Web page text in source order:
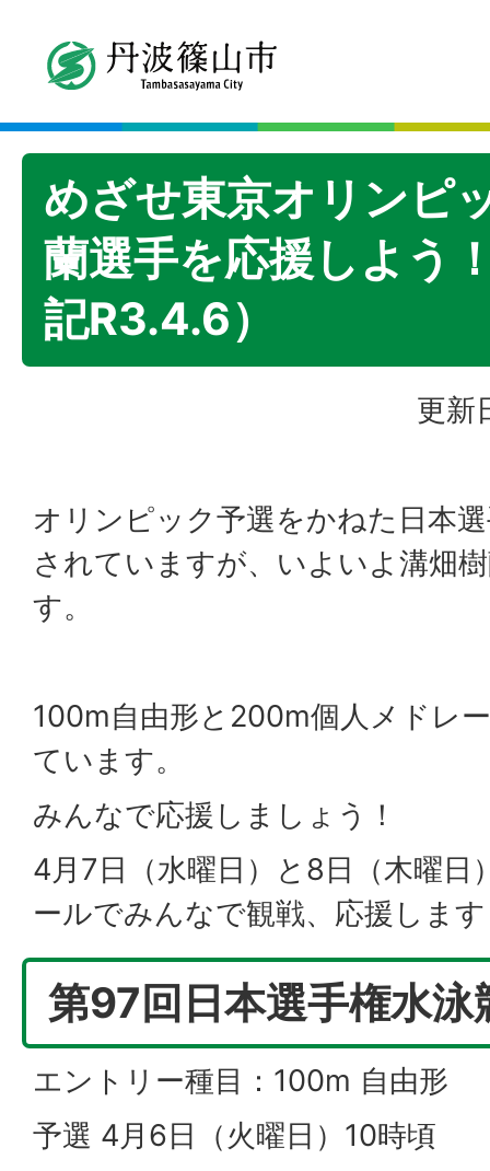
めざせ東京オリンピ
蘭選手を応援しよう
記R3.4.6）
更新
オリンピック予選をかねた日本
されていますが、いよいよ溝畑
す。
100m自由形と200m個人メドレ
ています。
みんなで応援しましょう！
4月7日（水曜日）と8日（木曜日
ールでみんなで観戦、応援しま
第97回日本選手権水泳
エントリー種目：100m 自由形
予選 4月6日（火曜日）10時頃